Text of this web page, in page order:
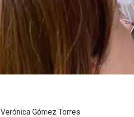
Verónica Gómez Torres